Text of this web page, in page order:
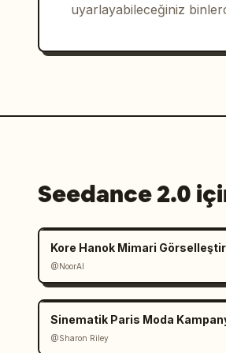
uyarlayabileceğiniz
Seedance 2.0
Kore Hanok Mimari
@NoorAI
Sinematik Paris Moda
@Sharon Riley